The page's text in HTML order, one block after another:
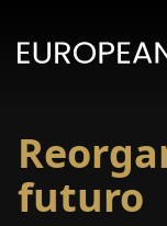
futuro